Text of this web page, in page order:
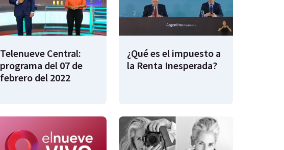
Telenueve Central:
programa del 07 de
febrero del 2022
¿Qué es el impuesto a
la Renta Inesperada?